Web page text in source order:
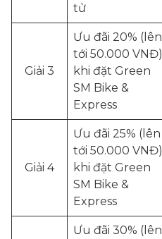
tử
Giải 3
Ưu đãi 20% (lên
tới 50.000 VNĐ)
khi đặt Green
SM Bike &
Express
Giải 4
Ưu đãi 25% (lên
tới 50.000 VNĐ)
khi đặt Green
SM Bike &
Express
Ưu đãi 30% (lên